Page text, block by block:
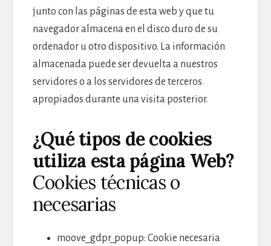
junto con las páginas de esta web y que tu
navegador almacena en el disco duro de su
ordenador u otro dispositivo. La información
almacenada puede ser devuelta a nuestros
servidores o a los servidores de terceros
apropiados durante una visita posterior.
¿Qué tipos de cookies
utiliza esta página Web?
Cookies técnicas o
necesarias
moove_gdpr_popup: Cookie necesaria